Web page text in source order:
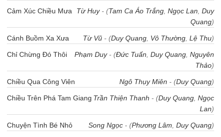
Cảm Xúc Chiều Mưa Từ Huy- (Tam Ca Áo Trắng Ngọc Lan Duy
Quang)
Cánh Buồm Xa Xưa Từ Vũ - (Duy Quang Vô Thường Lệ Thu)
Chỉ Chừng Đó Thôi Phạm Duy- (Đức Tuấn Duy Quang Nguyên
Thảo)
Chiều Qua Công Viên Ngô Thụy Miên - (Duy Quang)
Chiều Trên Phá Tam Giang Trần Thiện Thanh - (Duy Quang Ngọc
Lan)
Chuyện Tình Bé Nhỏ Song Ngọc - (Phương Lâm Duy Quang)